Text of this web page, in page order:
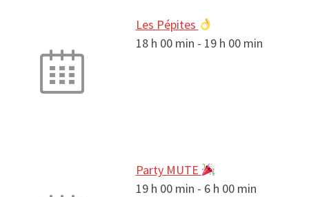
Les Pépites
18 h 00 min - 19 h 00 min
Party MUTE
19 h 00 min - 6 h 00 min